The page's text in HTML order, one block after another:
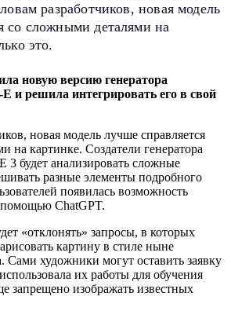
разработчиков, новая модель
со сложными деталями на
это.
новую версию генератора
и решила интегрировать его в свой
новая модель лучше справляется
на картинке. Создатели генератора
3 будет анализировать сложные
разные элементы подробного
появилась возможность
помощью ChatGPT.
«отклонять» запросы, в которых
картину в стиле ныне
Сами художники могут оставить заявку
их работы для обучения
запрещено изображать известных